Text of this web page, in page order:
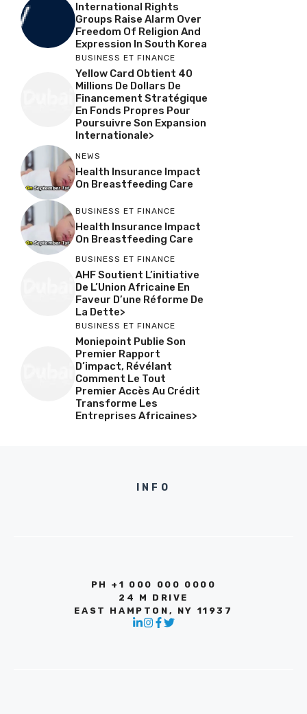
International Rights
Groups Raise Alarm Over
Freedom Of Religion And
Expression In South Korea
BUSINESS ET FINANCE
Yellow Card Obtient 40
Millions De Dollars De
Financement Stratégique
En Fonds Propres Pour
Poursuivre Son Expansion
Internationale>
NEWS
Health Insurance Impact
On Breastfeeding Care
BUSINESS ET FINANCE
Health Insurance Impact
On Breastfeeding Care
BUSINESS ET FINANCE
AHF Soutient L’initiative
De L’Union Africaine En
Faveur D’une Réforme De
La Dette>
BUSINESS ET FINANCE
Moniepoint Publie Son
Premier Rapport
D’impact, Révélant
Comment Le Tout
Premier Accès Au Crédit
Transforme Les
Entreprises Africaines>
INFO
PH +1 000 000 0000
24 M DRIVE
EAST HAMPTON, NY 11937